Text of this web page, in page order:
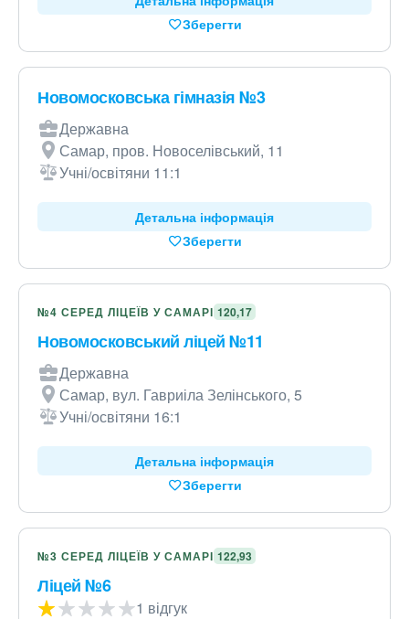
Зберегти
Новомосковська гімназія №3
Державна
Самар, пров. Новоселівський, 11
Учні/освітяни 11:1
Детальна інформація
Зберегти
№4 СЕРЕД ЛІЦЕЇВ У САМАРІ 120,17
Новомосковський ліцей №11
Державна
Самар, вул. Гавриіла Зелінського, 5
Учні/освітяни 16:1
Детальна інформація
Зберегти
№3 СЕРЕД ЛІЦЕЇВ У САМАРІ 122,93
Ліцей №6
1 відгук